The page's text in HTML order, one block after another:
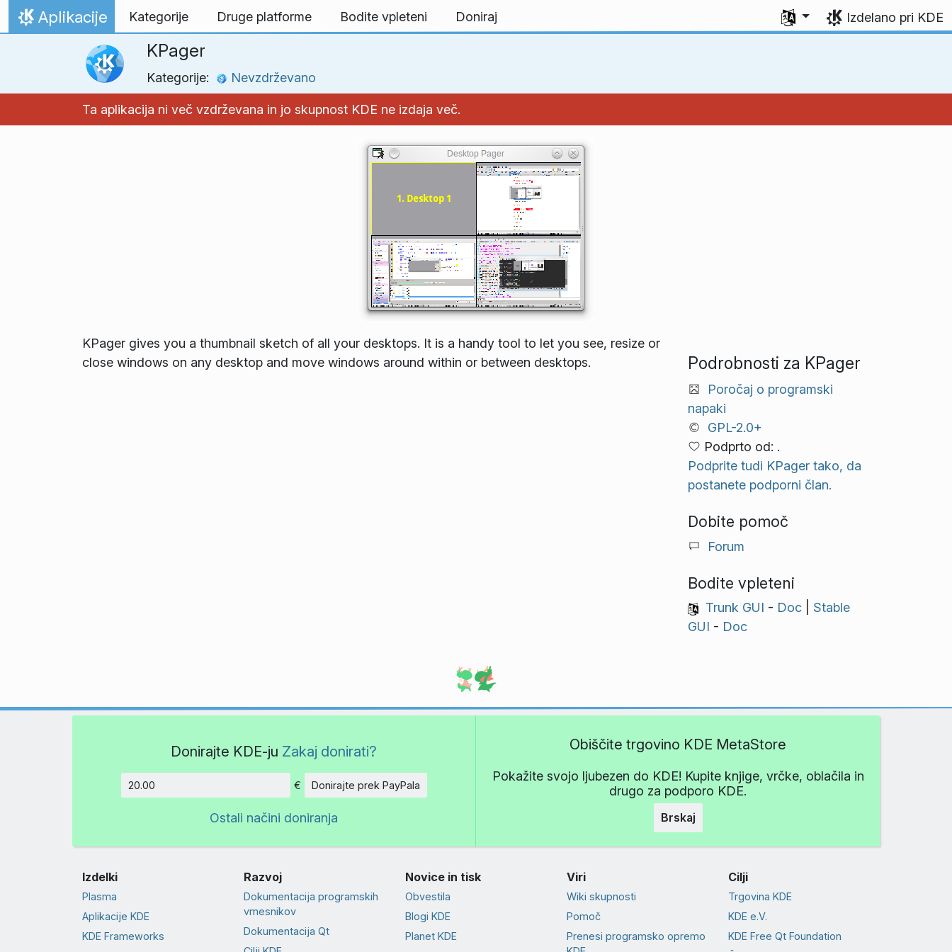
Preskoči na vsebino
Domov
Aplikacije Kategorije Druge platforme Bodite vpleteni Doniraj
Izberite svoj jezik
Izdelano pri KDE
KPager
Kategorije: Nevzdrževano
Ta aplikacija ni več vzdrževana in jo skupnost KDE ne izdaja več.
KPager gives you a thumbnail sketch of all your desktops. It is a handy tool to let you see, resize or
close windows on any desktop and move windows around within or between desktops.
Podrobnosti za KPager
Poročaj o programski
napaki
GPL-2.0+
Podprto od: .
Podprite tudi KPager tako, da
postanete podporni član.
Dobite pomoč
Forum
Bodite vpleteni
Trunk GUI - Doc| Stable
GUI - Doc
Donirajte KDE-ju Zakaj donirati?
Znesek
€ Donirajte prek PayPala
Ostali načini doniranja
Obiščite trgovino KDE MetaStore
Pokažite svojo ljubezen do KDE! Kupite knjige, vrčke, oblačila in
drugo za podporo KDE.
Brskaj
Izdelki
Plasma
Aplikacije KDE
KDE Frameworks
Razvoj
Dokumentacija programskih
vmesnikov
Dokumentacija Qt
Novice in tisk
Obvestila
Blogi KDE
Planet KDE
Viri
Wiki skupnosti
Pomoč
Prenesi programsko opremo
Cilji
Trgovina KDE
KDE e.V.
KDE Free Qt Foundation